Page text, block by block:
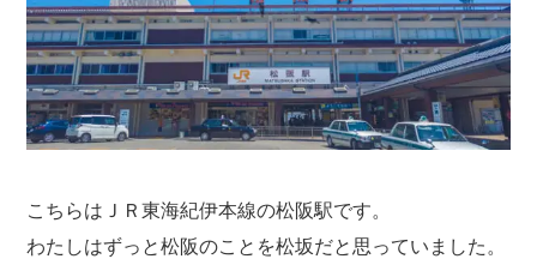
こちらはＪＲ東海紀伊本線の松阪駅です。
わたしはずっと松阪のことを松坂だと思っていました。